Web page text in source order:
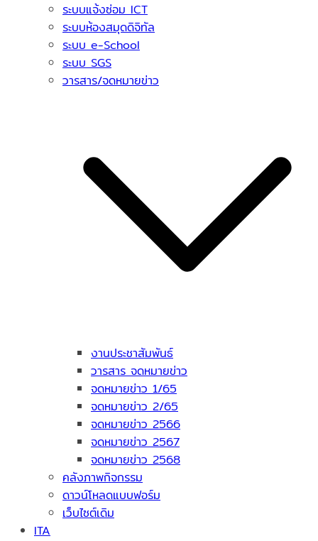
ระบบแจ้งซ่อม ICT
ระบบห้องสมุดดิจิทัล
ระบบ e-School
ระบบ SGS
วารสาร/จดหมายข่าว
งานประชาสัมพันธ์
วารสาร จดหมายข่าว
จดหมายข่าว 1/65
จดหมายข่าว 2/65
จดหมายข่าว 2566
จดหมายข่าว 2567
จดหมายข่าว 2568
คลังภาพกิจกรรม
ดาวน์โหลดแบบฟอร์ม
เว็บไซต์เดิม
ITA